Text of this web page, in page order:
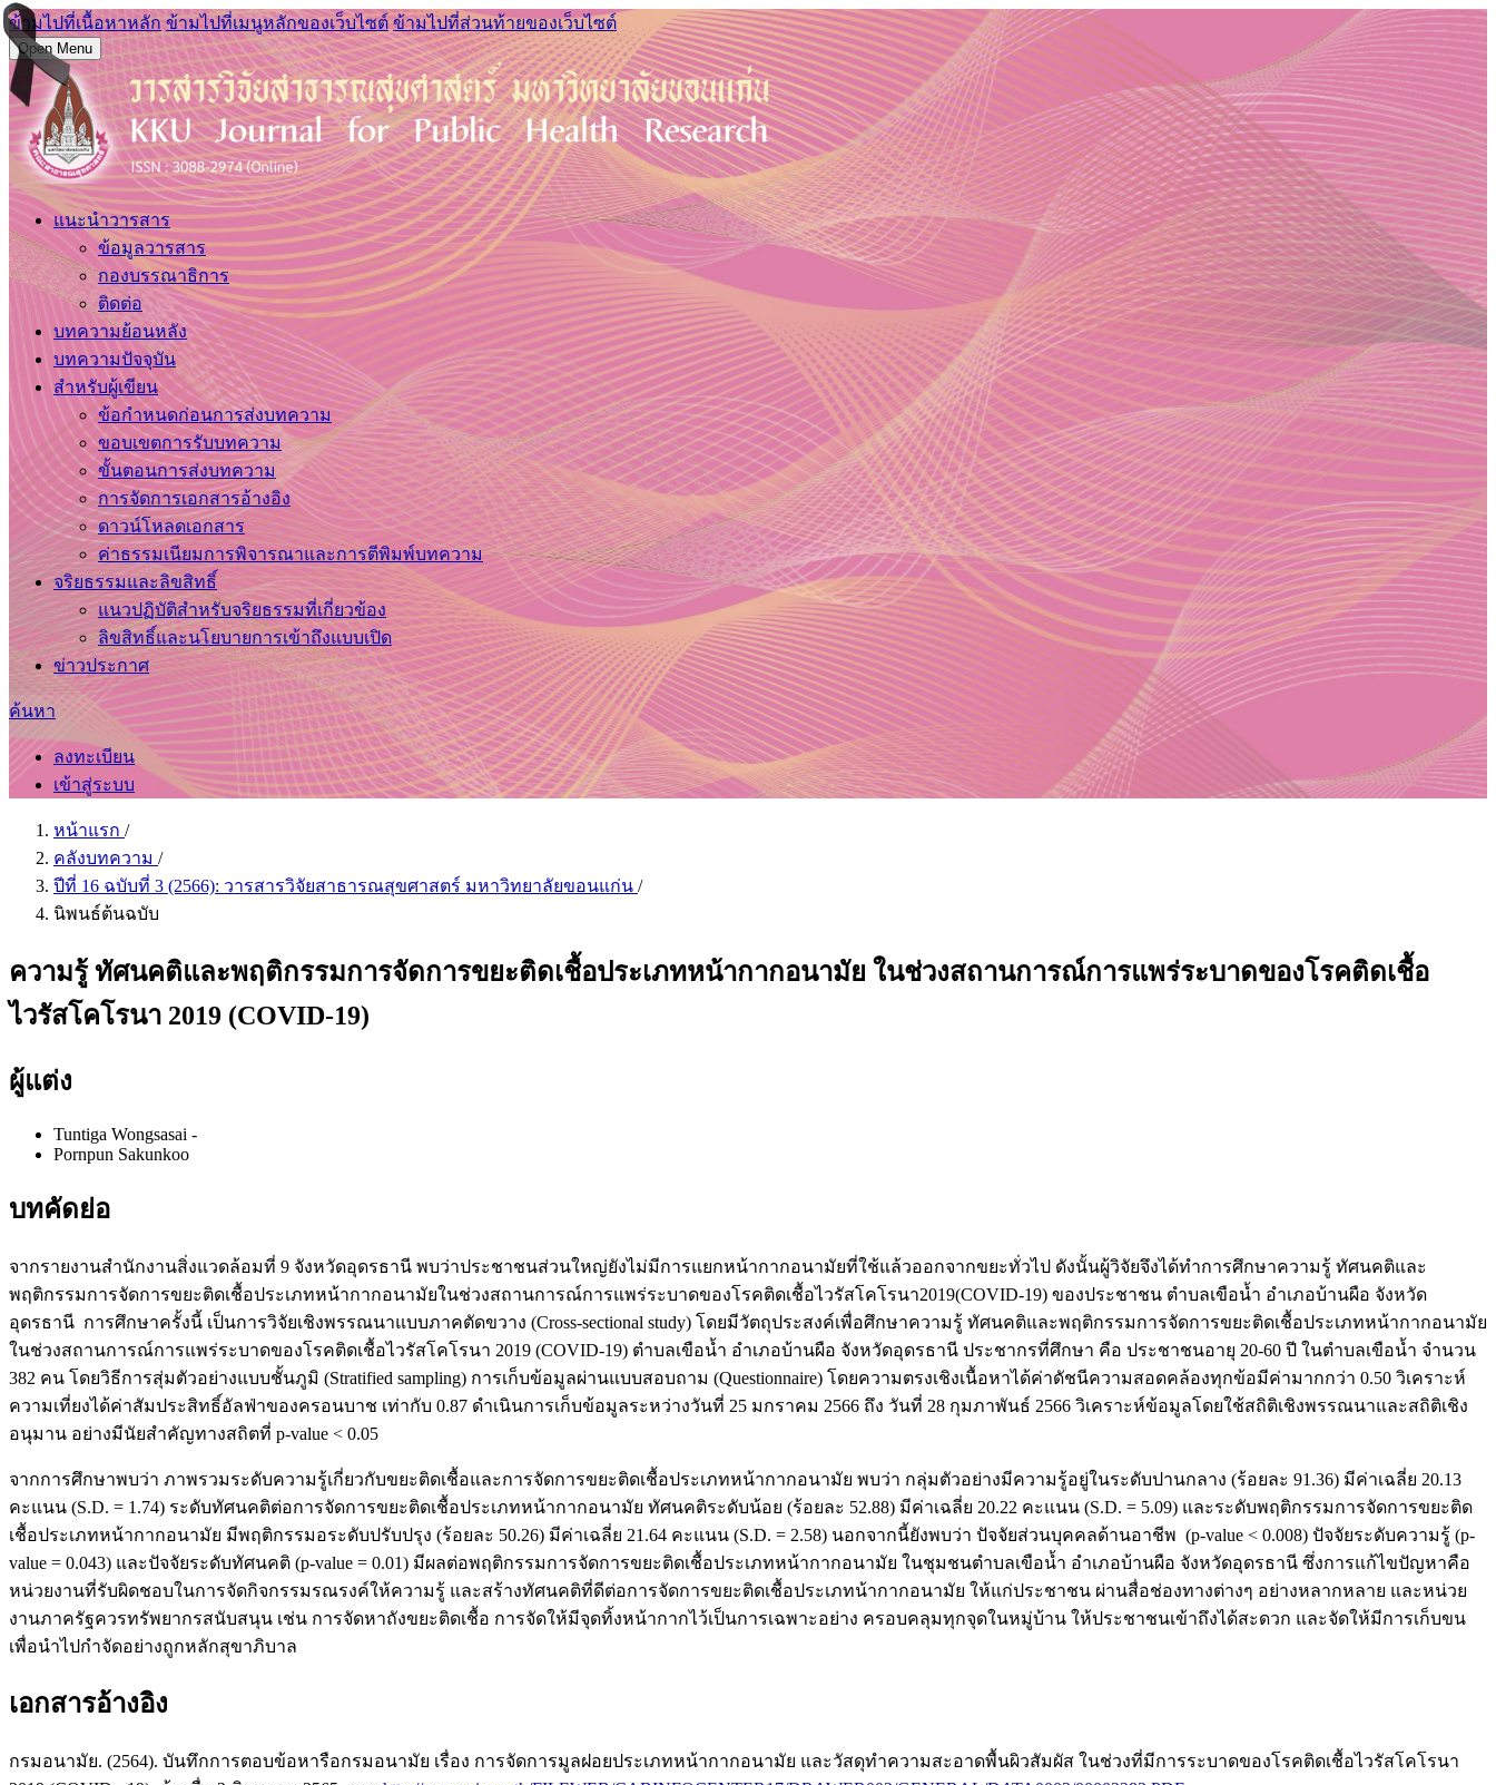
ข้ามไปที่เนื้อหาหลัก ข้ามไปที่เมนูหลักของเว็บไซต์ ข้ามไปที่ส่วนท้ายของเว็บไซต์
Open Menu
แนะนำวารสาร
ข้อมูลวารสาร
กองบรรณาธิการ
ติดต่อ
บทความย้อนหลัง
บทความปัจจุบัน
สำหรับผู้เขียน
ข้อกำหนดก่อนการส่งบทความ
ขอบเขตการรับบทความ
ขั้นตอนการส่งบทความ
การจัดการเอกสารอ้างอิง
ดาวน์โหลดเอกสาร
ค่าธรรมเนียมการพิจารณาและการตีพิมพ์บทความ
จริยธรรมและลิขสิทธิ์
แนวปฏิบัติสำหรับจริยธรรมที่เกี่ยวข้อง
ลิขสิทธิ์และนโยบายการเข้าถึงแบบเปิด
ข่าวประกาศ
ค้นหา
ลงทะเบียน
เข้าสู่ระบบ
หน้าแรก /
คลังบทความ /
ปีที่ 16 ฉบับที่ 3 (2566): วารสารวิจัยสาธารณสุขศาสตร์ มหาวิทยาลัยขอนแก่น /
นิพนธ์ต้นฉบับ
ความรู้ ทัศนคติและพฤติกรรมการจัดการขยะติดเชื้อประเภทหน้ากากอนามัย ในช่วงสถานการณ์การแพร่ระบาดของโรคติดเชื้อ
ไวรัสโคโรนา 2019 (COVID-19)
ผู้แต่ง
Tuntiga Wongsasai -
Pornpun Sakunkoo
บทคัดย่อ
จากรายงานสำนักงานสิ่งแวดล้อมที่ 9 จังหวัดอุดรธานี พบว่าประชาชนส่วนใหญ่ยังไม่มีการแยกหน้ากากอนามัยที่ใช้แล้วออกจากขยะทั่วไป ดังนั้นผู้วิจัยจึงได้ทำการศึกษาความรู้ ทัศนคติและ
พฤติกรรมการจัดการขยะติดเชื้อประเภทหน้ากากอนามัยในช่วงสถานการณ์การแพร่ระบาดของโรคติดเชื้อไวรัสโคโรนา2019(COVID-19) ของประชาชน ตำบลเขือน้ำ อำเภอบ้านผือ จังหวัด
อุดรธานี การศึกษาครั้งนี้ เป็นการวิจัยเชิงพรรณนาแบบภาคตัดขวาง (Cross-sectional study) โดยมีวัตถุประสงค์เพื่อศึกษาความรู้ ทัศนคติและพฤติกรรมการจัดการขยะติดเชื้อประเภทหน้ากากอนามัย
ในช่วงสถานการณ์การแพร่ระบาดของโรคติดเชื้อไวรัสโคโรนา 2019 (COVID-19) ตำบลเขือน้ำ อำเภอบ้านผือ จังหวัดอุดรธานี ประชากรที่ศึกษา คือ ประชาชนอายุ 20-60 ปี ในตำบลเขือน้ำ จำนวน
382 คน โดยวิธีการสุ่มตัวอย่างแบบชั้นภูมิ (Stratified sampling) การเก็บข้อมูลผ่านแบบสอบถาม (Questionnaire) โดยความตรงเชิงเนื้อหาได้ค่าดัชนีความสอดคล้องทุกข้อมีค่ามากกว่า 0.50 วิเคราะห์
ความเที่ยงได้ค่าสัมประสิทธิ์อัลฟ่าของครอนบาช เท่ากับ 0.87 ดำเนินการเก็บข้อมูลระหว่างวันที่ 25 มกราคม 2566 ถึง วันที่ 28 กุมภาพันธ์ 2566 วิเคราะห์ข้อมูลโดยใช้สถิติเชิงพรรณนาและสถิติเชิง
อนุมาน อย่างมีนัยสำคัญทางสถิตที่ p-value < 0.05
จากการศึกษาพบว่า ภาพรวมระดับความรู้เกี่ยวกับขยะติดเชื้อและการจัดการขยะติดเชื้อประเภทหน้ากากอนามัย พบว่า กลุ่มตัวอย่างมีความรู้อยู่ในระดับปานกลาง (ร้อยละ 91.36) มีค่าเฉลี่ย 20.13
คะแนน (S.D. = 1.74) ระดับทัศนคติต่อการจัดการขยะติดเชื้อประเภทหน้ากากอนามัย ทัศนคติระดับน้อย (ร้อยละ 52.88) มีค่าเฉลี่ย 20.22 คะแนน (S.D. = 5.09) และระดับพฤติกรรมการจัดการขยะติด
เชื้อประเภทหน้ากากอนามัย มีพฤติกรรมอระดับปรับปรุง (ร้อยละ 50.26) มีค่าเฉลี่ย 21.64 คะแนน (S.D. = 2.58) นอกจากนี้ยังพบว่า ปัจจัยส่วนบุคคลด้านอาชีพ (p-value < 0.008) ปัจจัยระดับความรู้ (p-
value = 0.043) และปัจจัยระดับทัศนคติ (p-value = 0.01) มีผลต่อพฤติกรรมการจัดการขยะติดเชื้อประเภทหน้ากากอนามัย ในชุมชนตำบลเขือน้ำ อำเภอบ้านผือ จังหวัดอุดรธานี ซึ่งการแก้ไขปัญหาคือ
หน่วยงานที่รับผิดชอบในการจัดกิจกรรมรณรงค์ให้ความรู้ และสร้างทัศนคติที่ดีต่อการจัดการขยะติดเชื้อประเภทน้ากากอนามัย ให้แก่ประชาชน ผ่านสื่อช่องทางต่างๆ อย่างหลากหลาย และหน่วย
งานภาครัฐควรทรัพยากรสนับสนุน เช่น การจัดหาถังขยะติดเชื้อ การจัดให้มีจุดทิ้งหน้ากากไว้เป็นการเฉพาะอย่าง ครอบคลุมทุกจุดในหมู่บ้าน ให้ประชาชนเข้าถึงได้สะดวก และจัดให้มีการเก็บขน
เพื่อนำไปกำจัดอย่างถูกหลักสุขาภิบาล
เอกสารอ้างอิง
กรมอนามัย. (2564). บันทึกการตอบข้อหารือกรมอนามัย เรื่อง การจัดการมูลฝอยประเภทหน้ากากอนามัย และวัสดุทำความสะอาดพื้นผิวสัมผัส ในช่วงที่มีการระบาดของโรคติดเชื้อไวรัสโคโรนา